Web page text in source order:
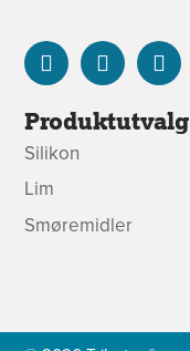
Produktutvalg
Silikon
Lim
Smøremidler